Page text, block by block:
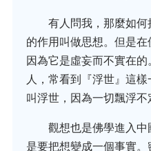
有人問我，那麼如
的作用叫做思想。但是
因為它是虛妄而不實在
人，常看到『浮世』這
叫浮世，因為一切飄浮不
觀想也是佛學進入
是要把想變成一個事實